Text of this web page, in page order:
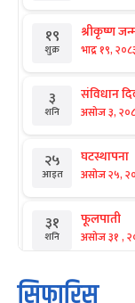
१९
शुक्र
श्रीकृष्ण
भाद्र १९,
३
शनि
संविधान
असोज ३,
२५
आइत
घटस्थापना
असोज २५,
३१
शनि
फूलपाती
असोज ३१ ,
१
आइत
कार्तिक
कार्तिक १,